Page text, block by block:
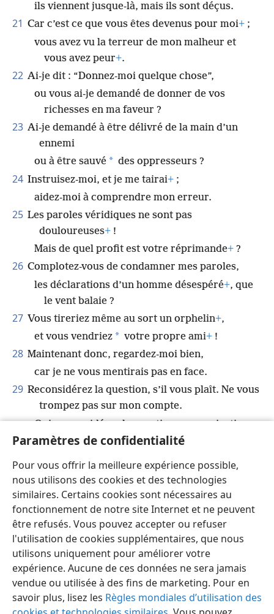
Paramètres de confidentialité
Pour vous offrir la meilleure expérience possible,
nous utilisons des cookies et des technologies
similaires. Certains cookies sont nécessaires au
fonctionnement de notre site Internet et ne peuvent
être refusés. Vous pouvez accepter ou refuser
l'utilisation de cookies supplémentaires, que nous
utilisons uniquement pour améliorer votre
expérience. Aucune de ces données ne sera jamais
vendue ou utilisée à des fins de marketing. Pour en
savoir plus, lisez les Règles mondiales d’utilisation des
ils viennent jusque-là, mais ils sont déçus.
21 Car c’est ce que vous êtes devenus pour moi+ ;
vous avez vu la terreur de mon malheur et
vous avez peur+.
22 Ai-je dit : “Donnez-moi quelque chose”,
ou vous ai-je demandé de donner de vos
richesses en ma faveur ?
23 Ai-je demandé à être délivré de la main d’un
ennemi
ou à être sauvé * des oppresseurs ?
24 Instruisez-moi, et je me tairai+ ;
aidez-moi à comprendre mon erreur.
25 Les paroles véridiques ne sont pas
douloureuses+ !
Mais de quel profit est votre réprimande+ ?
26 Complotez-vous de condamner mes paroles,
les déclarations d’un homme désespéré+, que
le vent balaie ?
27 Vous tireriez même au sort un orphelin+,
et vous vendriez * votre propre ami+ !
28 Maintenant donc, regardez-moi bien,
car je ne vous mentirais pas en face.
29 Reconsidérez la question, s’il vous plaît. Ne vous
trompez pas sur mon compte.
Oui, reconsidérez la question, car ma justice
reste intacte.
Ma langue dit-elle des choses injustes ?
Mon palais ne discerne-t-il pas qu’une chose
est fausse ?
Français Partager Préférences
Copyright © 2026 Watch Tower Bible and Tract Society of Pennsylvania
Conditions d’utilisation
Règles de confidentialité
Paramètres de confidentialité
JW.ORG Se connecter